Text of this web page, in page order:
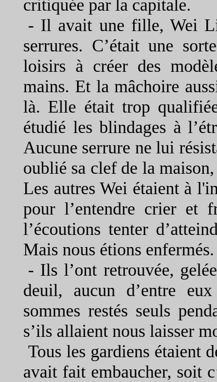
critiquée par la capitale.
- Il avait une fille, Wei
serrures. C’était une
loisirs à créer des
mains. Et la mâchoire
là. Elle était trop
étudié les blindages à
Aucune serrure ne lui
oublié sa clef de la
Les autres Wei étaient à
pour l’entendre crier et
l’écoutions tenter
Mais nous étions enfermés.
- Ils l’ont retrouvée,
deuil, aucun d’entre
sommes restés seuls
s’ils allaient nous laisser
Tous les gardiens étaient
avait fait embaucher, soit